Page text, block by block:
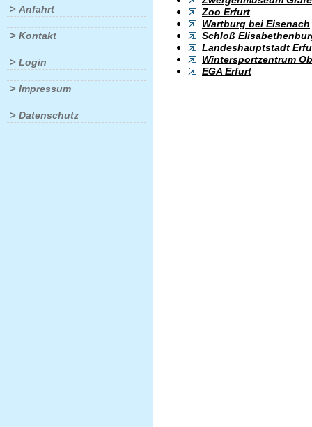
> Anfahrt
> Kontakt
> Login
> Impressum
> Datenschutz
Zoo Erfurt
Wartburg bei Eisenach
Schloß
Landeshauptstadt
Wintersportzentrum
EGA Erfurt